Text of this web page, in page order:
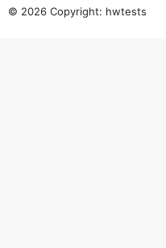
© 2026 Copyright: hwtests